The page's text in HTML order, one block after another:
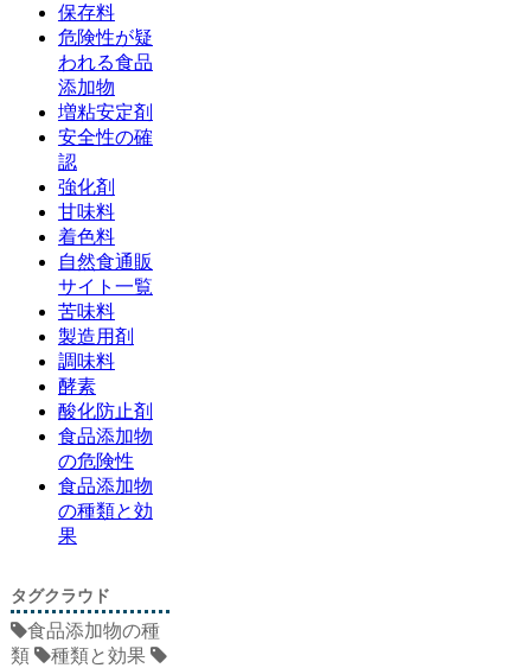
保存料
危険性が疑
われる食品
添加物
増粘安定剤
安全性の確
認
強化剤
甘味料
着色料
自然食通販
サイト一覧
苦味料
製造用剤
調味料
酵素
酸化防止剤
食品添加物
の危険性
食品添加物
の種類と効
果
タグクラウド
食品添加物の種
類
種類と効果